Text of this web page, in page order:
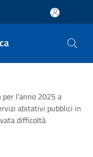
l’anno 2025 a
abitativi pubblici in
difficoltà